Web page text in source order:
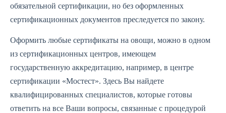
обязательной сертификации, но без оформленных
сертификационных документов преследуется по закону.
Оформить любые сертификаты на овощи, можно в одном
из сертификационных центров, имеющем
государственную аккредитацию, например, в центре
сертификации «Мостест». Здесь Вы найдете
квалифицированных специалистов, которые готовы
ответить на все Ваши вопросы, связанные с процедурой